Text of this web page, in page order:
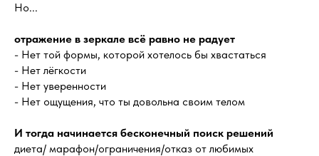
Но...
отражение в зеркале всё равно не радует
- Нет той формы, которой хотелось бы хвастаться
- Нет лёгкости
- Нет уверенности
- Нет ощущения, что ты довольна своим телом
И тогда начинается бесконечный поиск решений
диета/ марафон/ограничения/отказ от любимых